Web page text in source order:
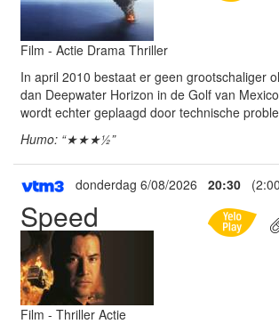
Film - Actie Drama Thriller
In april 2010 bestaat er geen grootschaliger
dan Deepwater Horizon in de Golf van
wordt echter geplaagd door technische
Humo: “★★★½”
donderdag 6/08/2026 20:30
Speed
Film - Thriller Actie